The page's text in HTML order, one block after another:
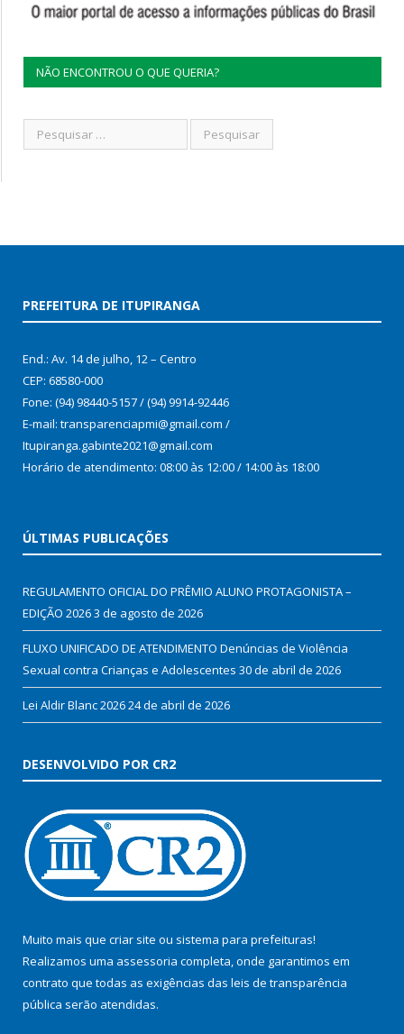
NÃO ENCONTROU O QUE QUERIA?
PREFEITURA DE ITUPIRANGA
End.: Av. 14 de julho, 12 – Centro
CEP: 68580-000
Fone: (94) 98440-5157 / (94) 9914-92446
E-mail: transparenciapmi@gmail.com /
Itupiranga.gabinte2021@gmail.com
Horário de atendimento: 08:00 às 12:00 / 14:00 às 18:00
ÚLTIMAS PUBLICAÇÕES
REGULAMENTO OFICIAL DO PRÊMIO ALUNO PROTAGONISTA –
EDIÇÃO 20263 de agosto de 2026
FLUXO UNIFICADO DE ATENDIMENTO Denúncias de Violência
Sexual contra Crianças e Adolescentes 30 de abril de 2026
Lei Aldir Blanc 202624 de abril de 2026
DESENVOLVIDO POR CR2
Muito mais que criar site ou sistema para prefeituras!
Realizamos uma assessoria completa, onde garantimos em
contrato que todas as exigências das leis de transparência
pública serão atendidas.